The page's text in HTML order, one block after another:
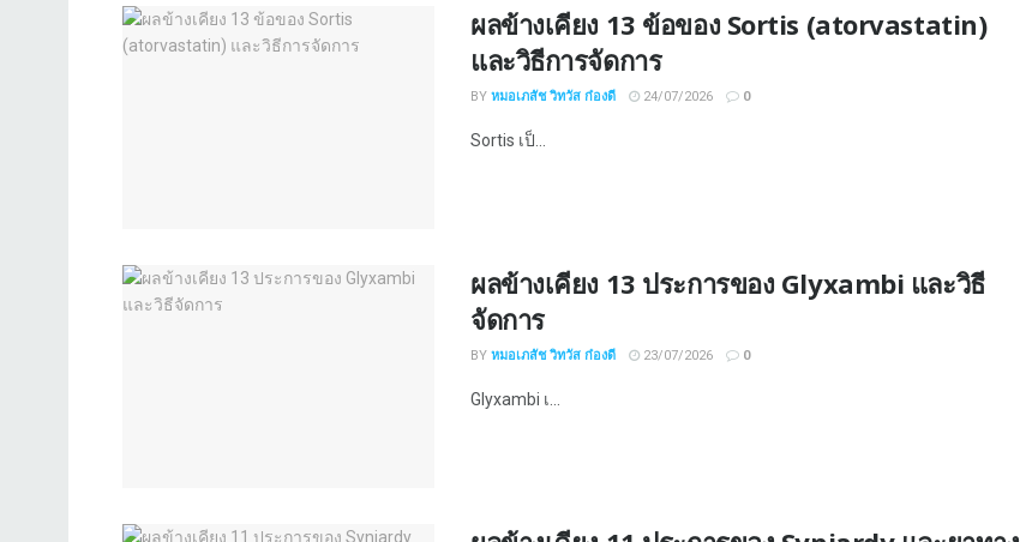
ผลข้างเคียง 13 ข้อของ Sortis (atorvastatin)
และวิธีการจัดการ
BY หมอเภสัช วิทวัส ก๋องดี 24/07/2026 0
Sortis เป็...
ผลข้างเคียง 13 ประการของ Glyxambi และวิธี
จัดการ
BY หมอเภสัช วิทวัส ก๋องดี 23/07/2026 0
Glyxambi เ...